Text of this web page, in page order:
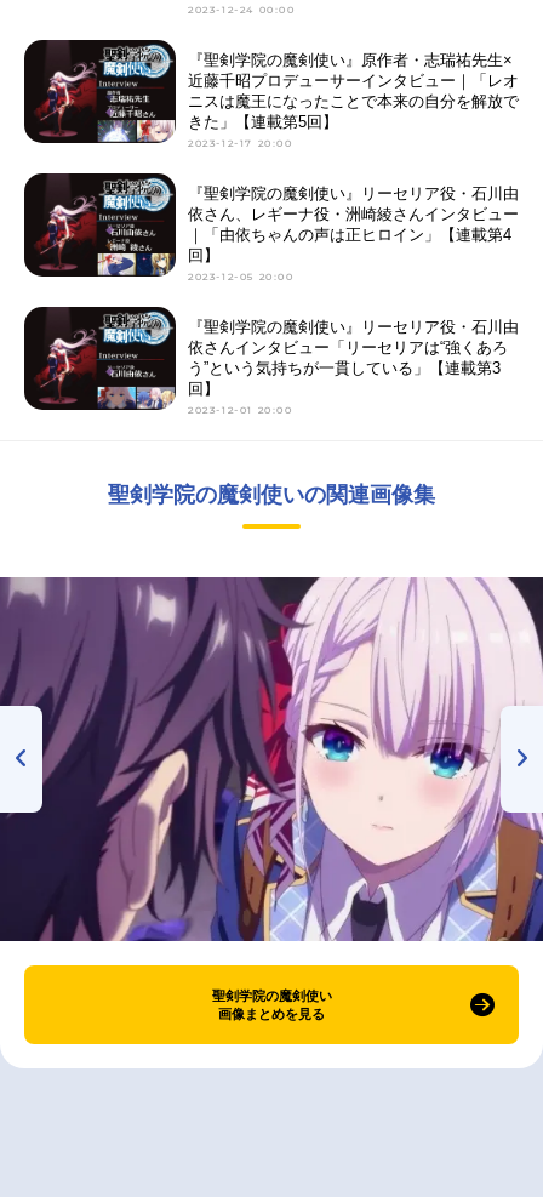
2023-12-24 00:00
『聖剣学院の魔剣使い』原作者・志瑞祐先生×
近藤千昭プロデューサーインタビュー｜「レオ
ニスは魔王になったことで本来の自分を解放で
きた」【連載第5回】
2023-12-17 20:00
『聖剣学院の魔剣使い』リーセリア役・石川由
依さん、レギーナ役・洲崎綾さんインタビュー
｜「由依ちゃんの声は正ヒロイン」【連載第4
回】
2023-12-05 20:00
『聖剣学院の魔剣使い』リーセリア役・石川由
依さんインタビュー「リーセリアは“強くあろ
う”という気持ちが一貫している」【連載第3
回】
2023-12-01 20:00
聖剣学院の魔剣使いの関連画像集
聖剣学院の魔剣使い
画像まとめを見る